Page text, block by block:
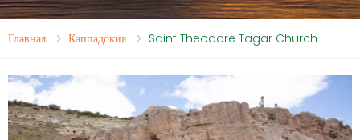
Главная Каппадокия Saint Theodore Tagar Church